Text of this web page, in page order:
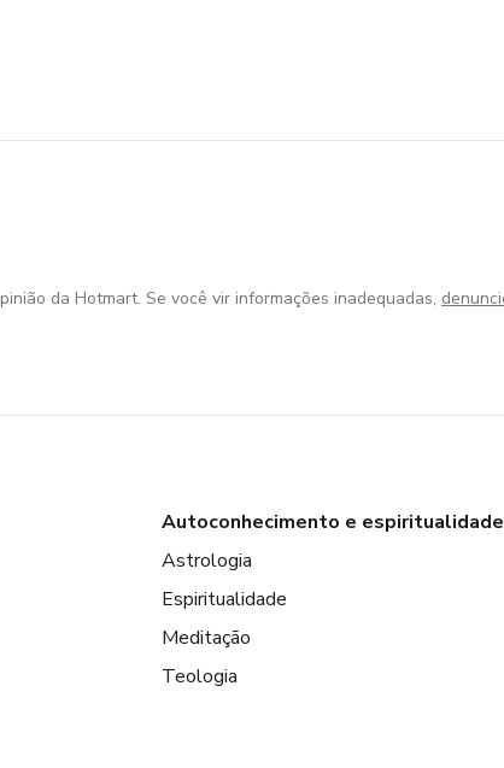
da Hotmart. Se você vir informações inadequadas,
Autoconhecimento e espiritualidade
Astrologia
Espiritualidade
Meditação
Teologia